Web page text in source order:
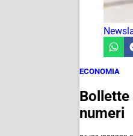
ECONOMIA
numeri